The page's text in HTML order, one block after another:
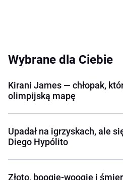
Wybrane dla Ciebie
Kirani James — chłopak,
olimpijską mapę
Upadał na igrzyskach, ale
Diego Hypólito
Złoto, boogie-woogie i